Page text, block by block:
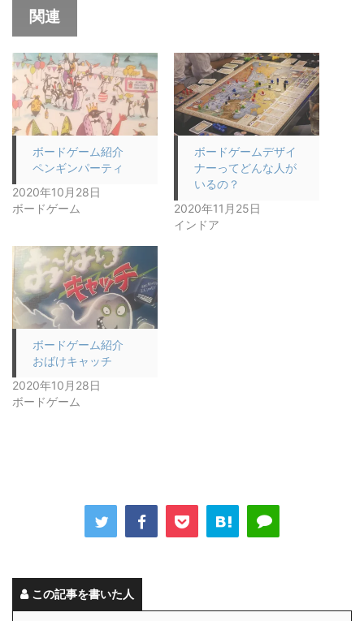
関連
ボードゲーム紹介
ペンギンパーティ
2020年10月28日
ボードゲーム
ボードゲームデザイ
ナーってどんな人が
いるの？
2020年11月25日
インドア
ボードゲーム紹介
おばけキャッチ
2020年10月28日
ボードゲーム
この記事を書いた人